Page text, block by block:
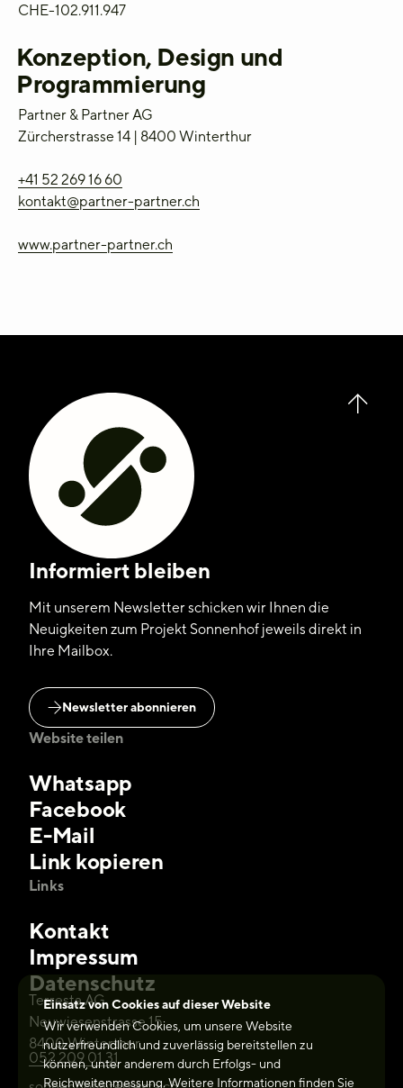
CHE-102.911.947
Konzeption, Design und
Programmierung
Partner & Partner AG
Zürcherstrasse 14 | 8400 Winterthur
+41 52 269 16 60
kontakt@partner-partner.ch
www.partner-partner.ch
Einsatz von Cookies auf dieser Website
Wir verwenden Cookies, um unsere Website
nutzerfreundlich und zuverlässig bereitstellen zu
können, unter anderem durch Erfolgs- und
Reichweitenmessung. Weitere Informationen finden Sie
Informiert bleiben
Mit unserem Newsletter schicken wir Ihnen die
Neuigkeiten zum Projekt Sonnenhof jeweils direkt in
Ihre Mailbox.
Newsletter abonnieren
Website teilen
Whatsapp
Facebook
E-Mail
Link kopieren
Links
Kontakt
Impressum
Datenschutz
Terresta AG
Neuwiesenstrasse 15
8400 Winterthur
052 209 01 31